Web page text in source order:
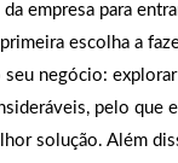
empresa para
escolha a
negócio:
pelo que
solução. Além